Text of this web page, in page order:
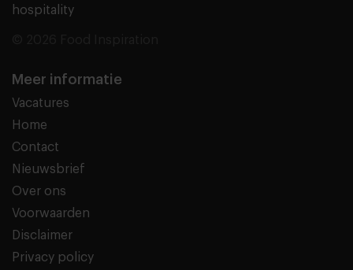
hospitality
Meer informatie
Vacatures
Home
Contact
Nieuwsbrief
Over ons
Voorwaarden
Disclaimer
Privacy policy